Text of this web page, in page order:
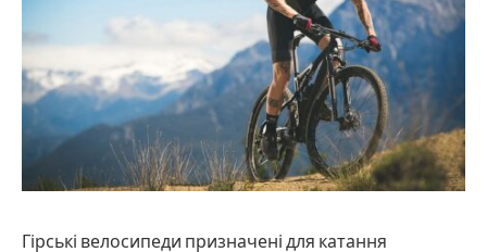
Гірські велосипеди призначені для катання